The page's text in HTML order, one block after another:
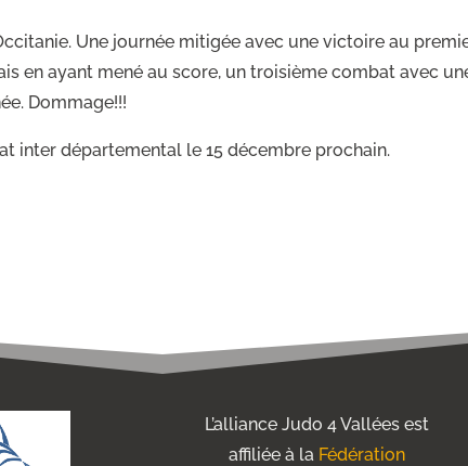
Une journée mitigée avec une victoire au
en ayant mené au score, un troisième combat avec
Dommage!!!
inter départemental le 15 décembre prochain.
L’alliance Judo 4 Vallées est
affiliée à la Fédération